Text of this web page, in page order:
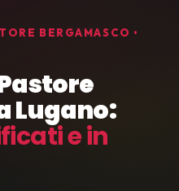
BERGAMASCO •
Lugano:
e in